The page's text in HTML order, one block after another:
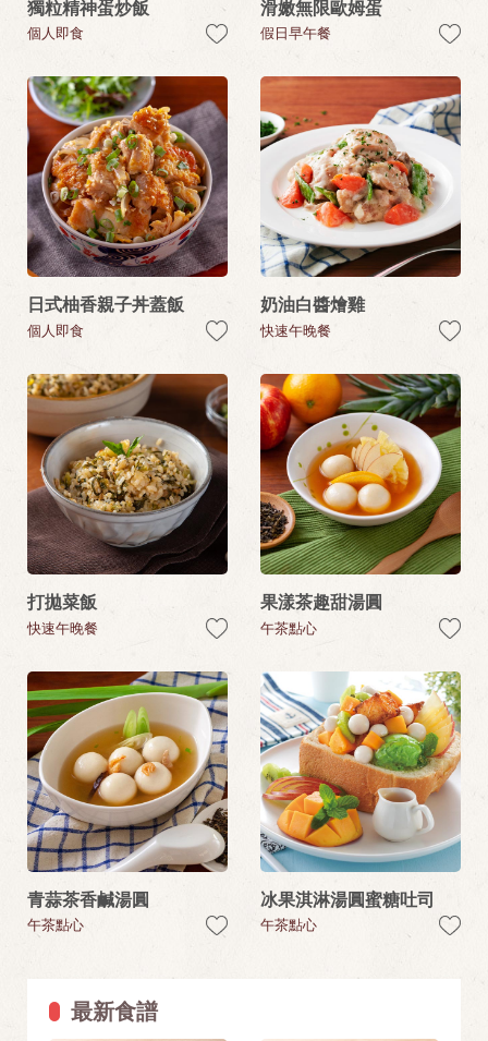
獨粒精神蛋炒飯
個人即食
滑嫩無限歐姆蛋
假日早午餐
日式柚香親子丼蓋飯
個人即食
奶油白醬燴雞
快速午晚餐
打拋菜飯
快速午晚餐
果漾茶趣甜湯圓
午茶點心
青蒜茶香鹹湯圓
午茶點心
冰果淇淋湯圓蜜糖吐司
午茶點心
最新食譜